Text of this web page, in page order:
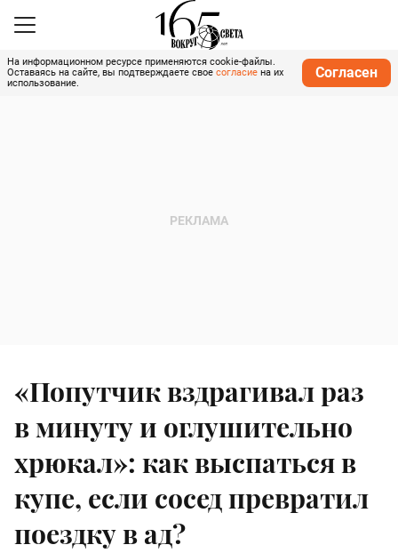
На информационном ресурсе применяются cookie-файлы.
Оставаясь на сайте, вы подтверждаете свое согласие на их
использование.
Согласен
«Попутчик вздрагивал раз
в минуту и оглушительно
хрюкал»: как выспаться в
купе, если сосед превратил
поездку в ад?